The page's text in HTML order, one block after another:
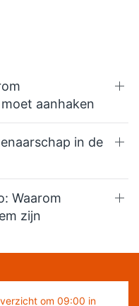
aanhaken
in de
Waarom
zijn
om 09:00 in